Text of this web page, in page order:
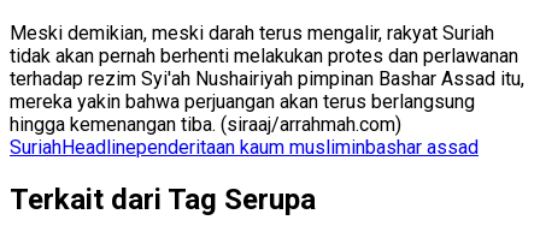
Meski demikian, meski darah terus mengalir, rakyat Suriah
tidak akan pernah berhenti melakukan protes dan perlawanan
terhadap rezim Syi'ah Nushairiyah pimpinan Bashar Assad itu,
mereka yakin bahwa perjuangan akan terus berlangsung
hingga kemenangan tiba. (siraaj/arrahmah.com)
SuriahHeadlinependeritaan kaum musliminbashar assad
Terkait dari Tag Serupa